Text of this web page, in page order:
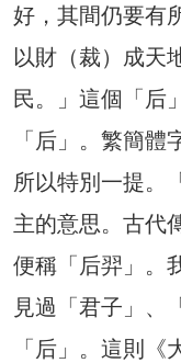
好，其間仍要有
以財（裁）成天
民。」這個「后
「后」。繁簡體
所以特別一提。
主的意思。古代
便稱「后羿」。
見過「君子」、
「后」。這則